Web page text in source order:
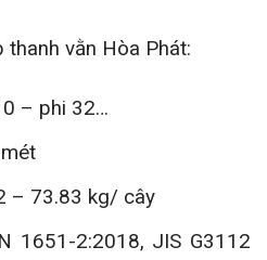
vằn Hòa Phát:
– phi 32…
– 73.83 kg/ cây
1651-2:2018, JIS G3112